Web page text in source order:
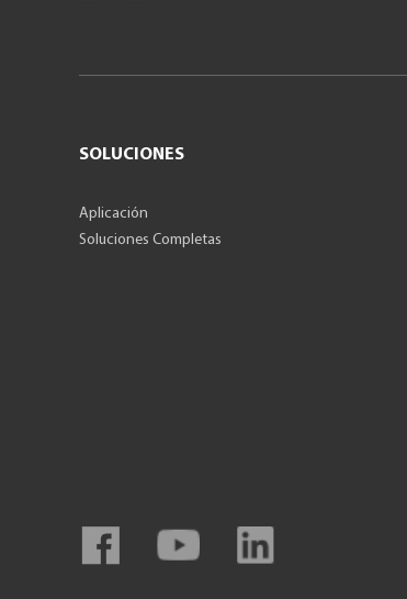
SOLUCIONES
Aplicación
Soluciones Completas